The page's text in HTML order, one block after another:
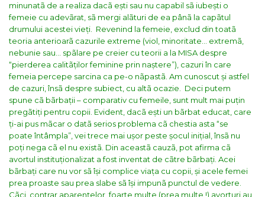
minunatã de a realiza dacã ești sau nu capabil sã iubești o
femeie cu adevãrat, sã mergi alãturi de ea pânã la capãtul
drumului acestei vieți.
Revenind la femeie, exclud din toatã
teoria anterioarã cazurile extreme (viol, minoritate… extremã,
nebunie sau… spãlare pe creier cu teorii a la MISA despre
“pierderea calitãților feminine prin naștere”), cazuri în care
femeia percepe sarcina ca pe-o nãpastã. Am cunoscut și astfel
de cazuri, însã despre subiect, cu altã ocazie.
Deci putem
spune cã bãrbații – comparativ cu femeile, sunt mult mai puțin
pregãtiți pentru copii. Evident, dacã ești un bãrbat educat, care
ți-ai pus mãcar o datã serios problema cã chestia asta “se
poate întâmpla”, vei trece mai ușor peste șocul inițial, însã nu
poți nega cã el nu existã. Din aceastã cauzã, pot afirma cã
avortul instituționalizat a fost inventat de cãtre bãrbați. Acei
bãrbați care nu vor sã își complice viața cu copii, și acele femei
prea proaste sau prea slabe sã își impunã punctul de vedere.
Cãci, contrar aparențelor, foarte multe (prea multe !) avorturi au